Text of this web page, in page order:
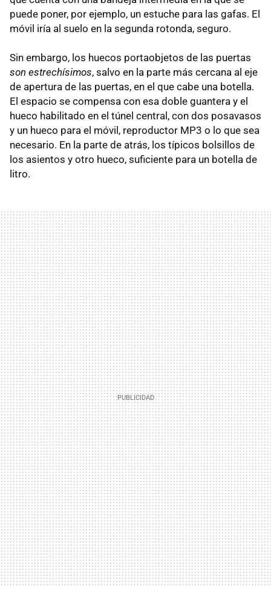
puede poner, por ejemplo, un estuche para las gafas. El
móvil iría al suelo en la segunda rotonda, seguro.
Sin embargo, los huecos portaobjetos de las puertas
son estrechísimos, salvo en la parte más cercana al eje
de apertura de las puertas, en el que cabe una botella.
El espacio se compensa con esa doble guantera y el
hueco habilitado en el túnel central, con dos posavasos
y un hueco para el móvil, reproductor MP3 o lo que sea
necesario. En la parte de atrás, los típicos bolsillos de
los asientos y otro hueco, suficiente para un botella de
litro.